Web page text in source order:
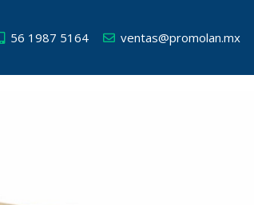
56 1987 5164 ventas@promolan.mx